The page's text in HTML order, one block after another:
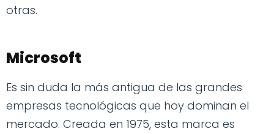
otras.
Microsoft
Es sin duda la más antigua de las grandes
empresas tecnológicas que hoy dominan el
mercado. Creada en 1975, esta marca es